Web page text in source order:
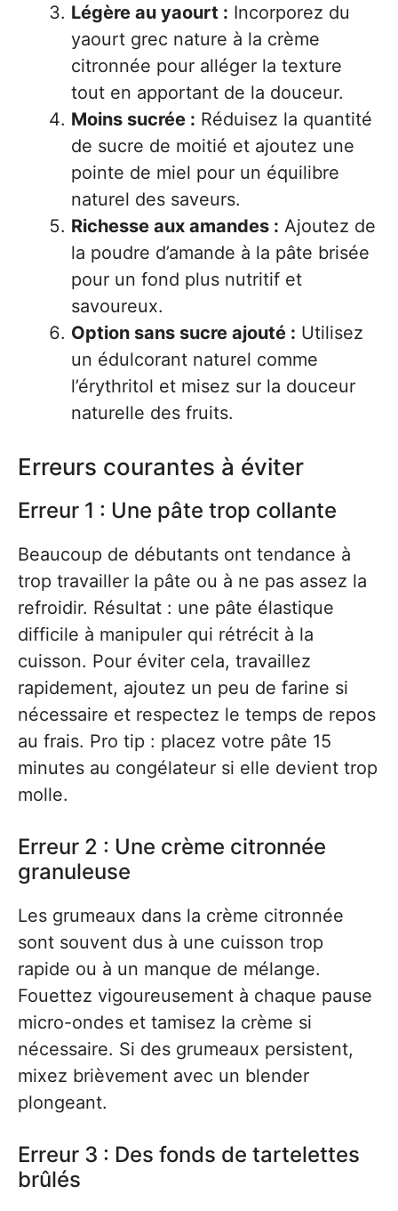
Légère au yaourt : Incorporez du
yaourt grec nature à la crème
citronnée pour alléger la texture
tout en apportant de la douceur.
Moins sucrée : Réduisez la quantité
de sucre de moitié et ajoutez une
pointe de miel pour un équilibre
naturel des saveurs.
Richesse aux amandes : Ajoutez de
la poudre d’amande à la pâte brisée
pour un fond plus nutritif et
savoureux.
Option sans sucre ajouté : Utilisez
un édulcorant naturel comme
l’érythritol et misez sur la douceur
naturelle des fruits.
Erreurs courantes à éviter
Erreur 1 : Une pâte trop collante
Beaucoup de débutants ont tendance à
trop travailler la pâte ou à ne pas assez la
refroidir. Résultat : une pâte élastique
difficile à manipuler qui rétrécit à la
cuisson. Pour éviter cela, travaillez
rapidement, ajoutez un peu de farine si
nécessaire et respectez le temps de repos
au frais. Pro tip : placez votre pâte 15
minutes au congélateur si elle devient trop
molle.
Erreur 2 : Une crème citronnée
granuleuse
Les grumeaux dans la crème citronnée
sont souvent dus à une cuisson trop
rapide ou à un manque de mélange.
Fouettez vigoureusement à chaque pause
micro-ondes et tamisez la crème si
nécessaire. Si des grumeaux persistent,
mixez brièvement avec un blender
plongeant.
Erreur 3 : Des fonds de tartelettes
brûlés